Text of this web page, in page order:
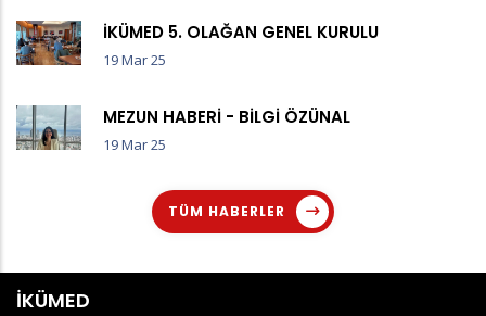
İKÜMED 5. OLAĞAN GENEL KURULU
19 Mar 25
MEZUN HABERİ - BİLGİ ÖZÜNAL
19 Mar 25
TÜM HABERLER
İKÜMED